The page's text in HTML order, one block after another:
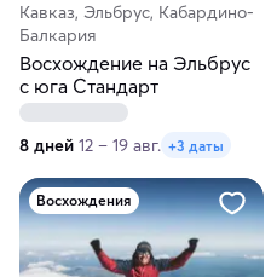
Кавказ, Эльбрус, Кабардино-
Балкария
Восхождение на Эльбрус
с юга Стандарт
8 дней 12 – 19 авг. +3 даты
Восхождения